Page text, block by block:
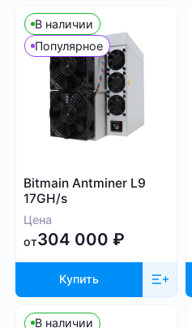
TH/s MH/s GH/s
В наличии
Популярное
Bitmain Antminer L9
17GH/s
Цена
от304 000 ₽
Купить
В наличии